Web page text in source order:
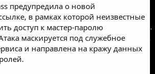
предупредила о новой
в рамках которой неизвестные
доступ к мастер-паролю
маскируется под служебное
и направлена на кражу данных